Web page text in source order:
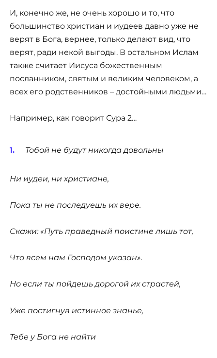
И, конечно же, не очень хорошо и то, что
большинство христиан и иудеев давно уже не
верят в Бога, вернее, только делают вид, что
верят, ради некой выгоды. В остальном Ислам
также считает Иисуса божественным
посланником, святым и великим человеком, а
всех его родственников – достойными людьми…
Например, как говорит Сура 2…
Тобой не будут никогда довольны
Ни иудеи, ни христиане,
Пока ты не последуешь их вере.
Скажи: «Путь праведный поистине лишь тот,
Что всем нам Господом указан».
Но если ты пойдешь дорогой их страстей,
Уже постигнув истинное знанье,
Тебе у Бога не найти